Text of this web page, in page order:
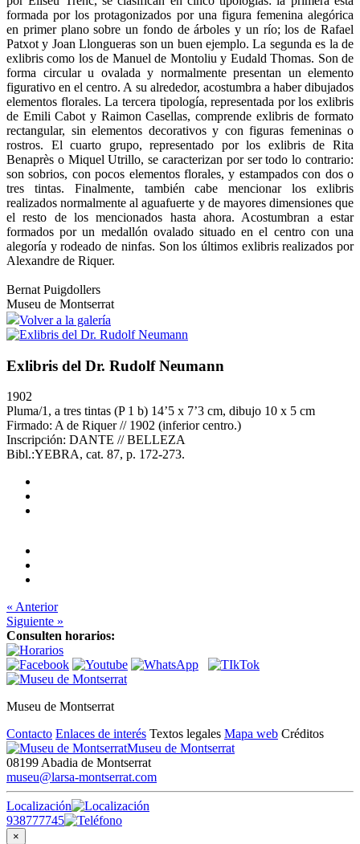
formada por los protagonizados por una figura femenina alegórica
en primer plano sobre un fondo de árboles y un río; los de Rafael
Patxot y Joan Llongueras son un buen ejemplo. La segunda es la de
exlibris como los de Manuel de Montoliu y Eudald Thomas. Son de
forma circular u ovalada y normalmente presentan un elemento
figurativo en el centro. A su alrededor, acostumbra a haber dibujados
elementos florales. La tercera tipología, representada por los exlibris
de Emili Cabot y Raimon Casellas, comprende exlibris de formato
rectangular, sin elementos decorativos y con figuras femeninas o
rostros. El cuarto grupo, representado por los exlibris de Rita
Benaprès o Miquel Utrillo, se caracterizan por ser todo lo contrario:
son sobrios, con pocos elementos florales, y estampados con dos o
tres tintas. Finalmente, también cabe mencionar los exlibris
realizados normalmente al aguafuerte y de mayores dimensiones que
el resto de los mencionados hasta ahora. Acostumbran a estar
formados por un medallón ovalado situado en el centro con una
alegoría y rodeado de ninfas. Son los últimos exlibris realizados por
Alexandre de Riquer.
Bernat Puigdollers
Museu de Montserrat
Volver a la galería
Exlibris del Dr. Rudolf Neumann
1902
Pluma/1, a tres tintas (P 1 b) 14’5 x 7’3 cm, dibujo 10 x 5 cm
Firmado: A de Riquer // 1902 (inferior centro.)
Inscripción: DANTE // BELLEZA
Bibl.:YEBRA, cat. 87, p. 172-273.
« Anterior
Siguiente »
Consulten horarios:
Museu de Montserrat
Contacto Enlaces de interés Textos legales Mapa web Créditos
Museu de Montserrat
08199 Abadia de Montserrat
museu@larsa-montserrat.com
Localización
938777745
×